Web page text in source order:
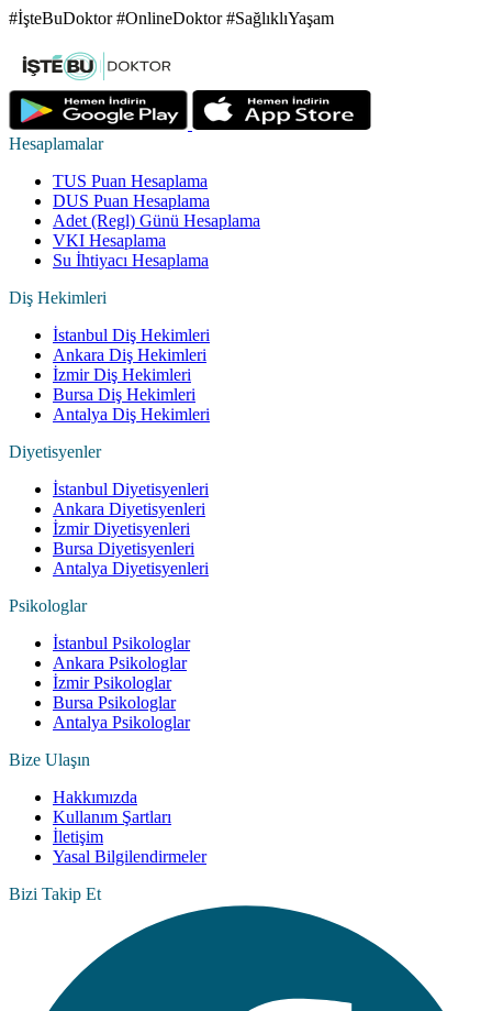
#İşteBuDoktor #OnlineDoktor #SağlıklıYaşam
Hesaplamalar
TUS Puan Hesaplama
DUS Puan Hesaplama
Adet (Regl) Günü Hesaplama
VKI Hesaplama
Su İhtiyacı Hesaplama
Diş Hekimleri
İstanbul Diş Hekimleri
Ankara Diş Hekimleri
İzmir Diş Hekimleri
Bursa Diş Hekimleri
Antalya Diş Hekimleri
Diyetisyenler
İstanbul Diyetisyenleri
Ankara Diyetisyenleri
İzmir Diyetisyenleri
Bursa Diyetisyenleri
Antalya Diyetisyenleri
Psikologlar
İstanbul Psikologlar
Ankara Psikologlar
İzmir Psikologlar
Bursa Psikologlar
Antalya Psikologlar
Bize Ulaşın
Hakkımızda
Kullanım Şartları
İletişim
Yasal Bilgilendirmeler
Bizi Takip Et